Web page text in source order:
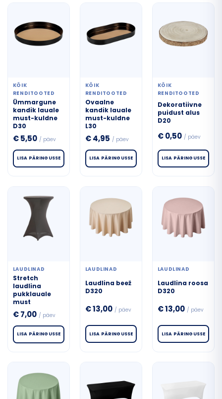
KÕIK
RENDITOOTED
Ümmargune
kandik lauale
must-kuldne
D30
€5,50 / päev
LISA PÄRINGUSSE
KÕIK
RENDITOOTED
Ovaalne
kandik lauale
must-kuldne
L30
€4,95 / päev
LISA PÄRINGUSSE
KÕIK
RENDITOOTED
Dekoratiivne
puidust alus
D20
€0,50 / päev
LISA PÄRINGUSSE
LAUDLINAD
Stretch
laudlina
pukklauale
must
€7,00 / päev
LISA PÄRINGUSSE
LAUDLINAD
Laudlina beež
D320
€13,00 / päev
LISA PÄRINGUSSE
LAUDLINAD
Laudlina roosa
D320
€13,00 / päev
LISA PÄRINGUSSE